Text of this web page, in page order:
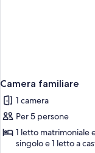
Camera familiare
1 camera
Per 5 persone
1 letto matrimoniale
singolo e 1 letto a